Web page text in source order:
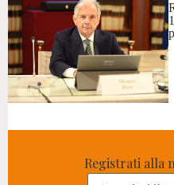
Registrati alla